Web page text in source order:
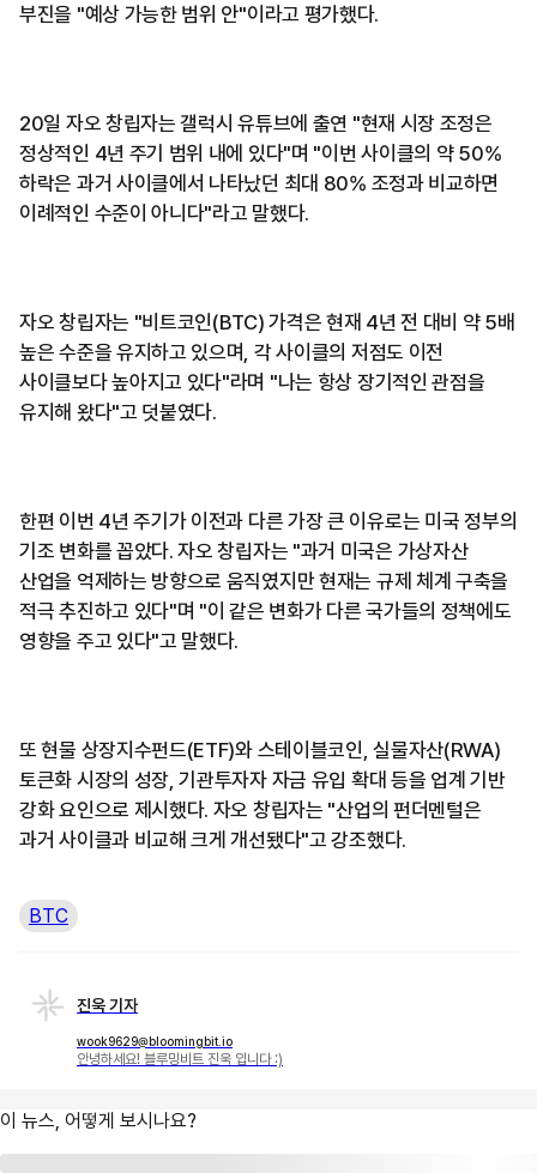
부진을 "예상 가능한 범위 안"이라고 평가했다.
20일 자오 창립자는 갤럭시 유튜브에 출연 "현재 시장 조정은
정상적인 4년 주기 범위 내에 있다"며 "이번 사이클의 약 50%
하락은 과거 사이클에서 나타났던 최대 80% 조정과 비교하면
이례적인 수준이 아니다"라고 말했다.
자오 창립자는 "비트코인(BTC) 가격은 현재 4년 전 대비 약 5배
높은 수준을 유지하고 있으며, 각 사이클의 저점도 이전
사이클보다 높아지고 있다"라며 "나는 항상 장기적인 관점을
유지해 왔다"고 덧붙였다.
한편 이번 4년 주기가 이전과 다른 가장 큰 이유로는 미국 정부의
기조 변화를 꼽았다. 자오 창립자는 "과거 미국은 가상자산
산업을 억제하는 방향으로 움직였지만 현재는 규제 체계 구축을
적극 추진하고 있다"며 "이 같은 변화가 다른 국가들의 정책에도
영향을 주고 있다"고 말했다.
또 현물 상장지수펀드(ETF)와 스테이블코인, 실물자산(RWA)
토큰화 시장의 성장, 기관투자자 자금 유입 확대 등을 업계 기반
강화 요인으로 제시했다. 자오 창립자는 "산업의 펀더멘털은
과거 사이클과 비교해 크게 개선됐다"고 강조했다.
BTC
진욱 기자
wook9629@bloomingbit.io
안녕하세요! 블루밍비트 진욱 입니다 :)
이 뉴스, 어떻게 보시나요?